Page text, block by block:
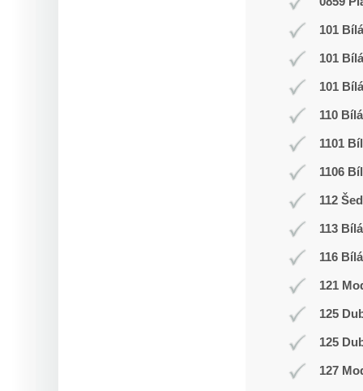
101
101
101
110
1101
1106
112
113 Bílá
116 Bílá
121
125
125
127